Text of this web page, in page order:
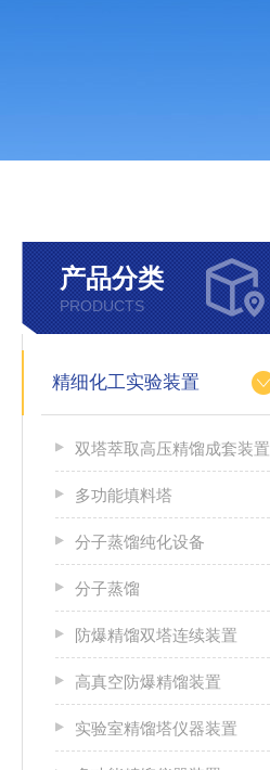
产品分类
PRODUCTS
精细化工实验装置
双塔萃取高压精馏成套装置
多功能填料塔
分子蒸馏纯化设备
分子蒸馏
防爆精馏双塔连续装置
高真空防爆精馏装置
实验室精馏塔仪器装置